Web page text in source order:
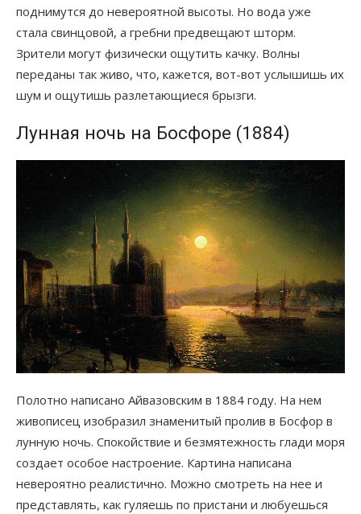
поднимутся до невероятной высоты. Но вода уже
стала свинцовой, а гребни предвещают шторм.
Зрители могут физически ощутить качку. Волны
переданы так живо, что, кажется, вот-вот услышишь их
шум и ощутишь разлетающиеся брызги.
Лунная ночь на Босфоре (1884)
Полотно написано Айвазовским в 1884 году. На нем
живописец изобразил знаменитый пролив в Босфор в
лунную ночь. Спокойствие и безмятежность глади моря
создает особое настроение. Картина написана
невероятно реалистично. Можно смотреть на нее и
представлять, как гуляешь по пристани и любуешься